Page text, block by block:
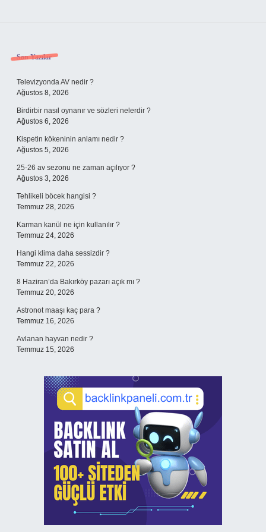
Sidebar
Son Yazılar
Televizyonda AV nedir ?
Ağustos 8, 2026
Birdirbir nasıl oynanır ve sözleri nelerdir ?
Ağustos 6, 2026
Kispetin kökeninin anlamı nedir ?
Ağustos 5, 2026
25-26 av sezonu ne zaman açılıyor ?
Ağustos 3, 2026
Tehlikeli böcek hangisi ?
Temmuz 28, 2026
Karman kanül ne için kullanılır ?
Temmuz 24, 2026
Hangi klima daha sessizdir ?
Temmuz 22, 2026
8 Haziran’da Bakırköy pazarı açık mı ?
Temmuz 20, 2026
Astronot maaşı kaç para ?
Temmuz 16, 2026
Avlanan hayvan nedir ?
Temmuz 15, 2026